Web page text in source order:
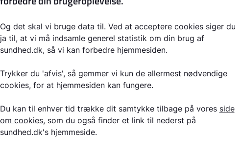
Lever og galdeblære
Lumbalpunktur, horisontalt 1;
Lumbalpunktur, lejring; rygmarvsprøve 3